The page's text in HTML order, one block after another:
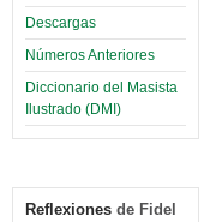
Descargas
Números Anteriores
Diccionario del Masista
Ilustrado (DMI)
Reflexiones de Fidel